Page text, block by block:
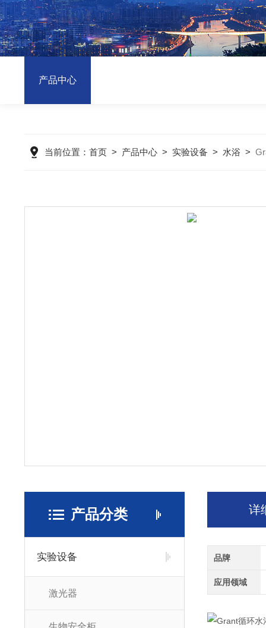
产品中心
当前位置： 首页> 产品中心> 实验设备 > 水浴 >
产品分类
实验设备
激光器
详
品牌
应用领域